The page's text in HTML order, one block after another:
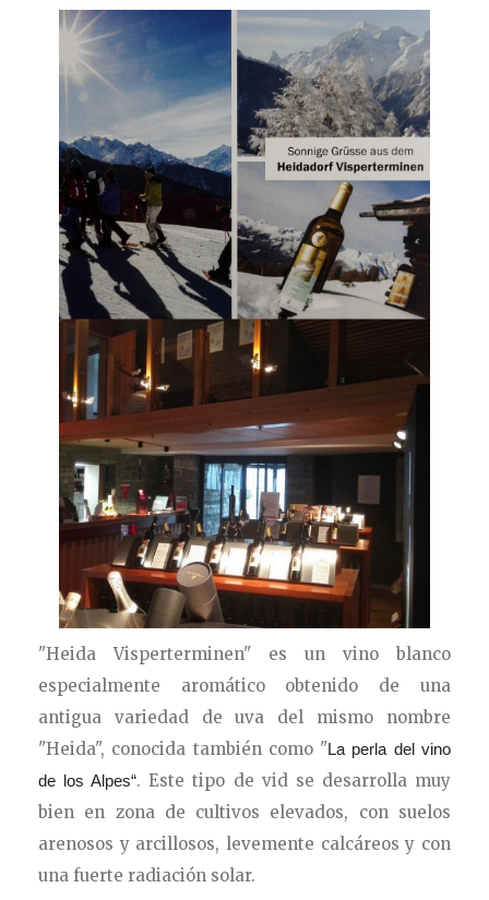
"Heida Visperterminen" es un vino blanco
especialmente aromático obtenido de una
antigua variedad de uva del mismo nombre
"Heida", conocida también como "La perla del vino
de los Alpes“. Este tipo de vid se desarrolla muy
bien en zona de cultivos elevados, con suelos
arenosos y arcillosos, levemente calcáreos y con
una fuerte radiación solar.